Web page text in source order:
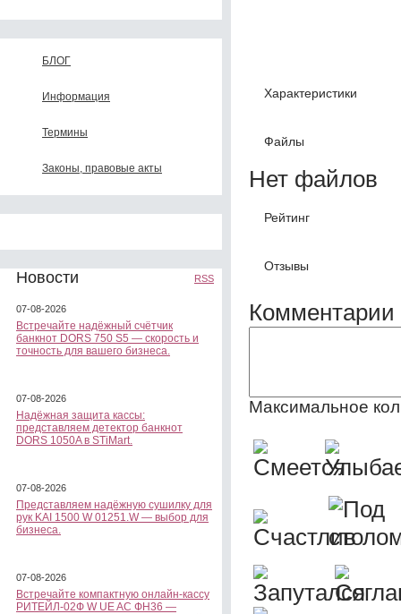
БЛОГ
Информация
Термины
Законы, правовые акты
Новости RSS
07-08-2026
Встречайте надёжный счётчик
банкнот DORS 750 S5 — скорость и
точность для вашего бизнеса.
07-08-2026
Надёжная защита кассы:
представляем детектор банкнот
DORS 1050A в STiMart.
07-08-2026
Представляем надёжную сушилку для
рук KAI 1500 W 01251.W — выбор для
бизнеса.
07-08-2026
Встречайте компактную онлайн-кассу
РИТЕЙЛ-02Ф W UE AC ФН36 —
Характеристики
Файлы
Нет файлов
Рейтинг
Отзывы
Комментарии
Максимальное